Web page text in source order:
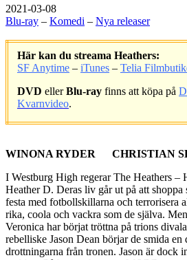
2021-03-08
Blu-ray – Komedi – Nya releaser
Här kan du streama Heathers:
SF Anytime – iTunes – Telia
DVD ellerBlu-ray finns att köpa på
Kvarnvideo.
WINONA RYDER CHRISTIAN
I Westburg High regerar The Heathers –
Heather D. Deras liv går ut på att
festa med fotbollskillarna och terrorisera
rika, coola och vackra som de själva.
Veronica har börjat tröttna på trions
rebelliske Jason Dean börjar de smida
drottningarna från tronen. Jason är dock